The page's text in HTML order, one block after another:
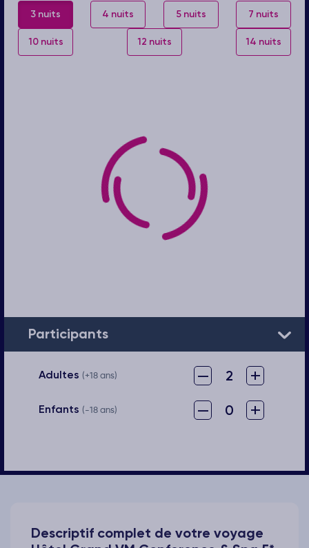
3 nuits 4 nuits 5 nuits 7 nuits
10 nuits 12 nuits 14 nuits
Participants
Adultes (+18 ans) – 2 +
Enfants (-18 ans) – 0 +
Descriptif complet de votre voyage